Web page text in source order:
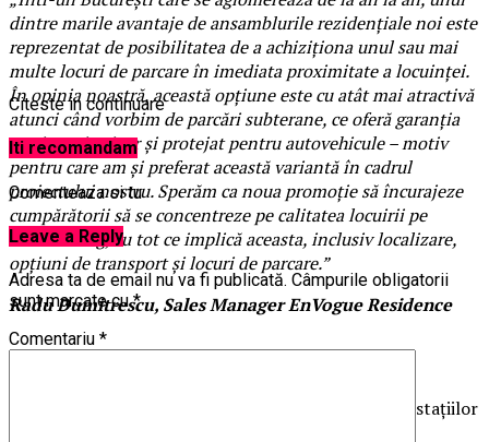
dintre marile avantaje de ansamblurile rezidențiale noi este
reprezentat de posibilitatea de a achiziționa unul sau mai
multe locuri de parcare în imediata proximitate a locuinței.
În opinia noastră, această opțiune este cu atât mai atractivă
atunci când vorbim de parcări subterane, ce oferă garanția
unui spațiu sigur și protejat pentru autovehicule – motiv
pentru care am și preferat această variantă în cadrul
proiectului nostru. Sperăm ca noua promoție să încurajeze
cumpărătorii să se concentreze pe calitatea locuirii pe
termen lung, cu tot ce implică aceasta, inclusiv localizare,
opțiuni de transport și locuri de parcare.”
Radu Dumitrescu, Sales Manager EnVogue Residence
Amplasat în zona de vest a Capitalei, în apropierea stațiilor
Citeste in continuare
Iti recomandam
Comenteaza si tu
Leave a Reply
Adresa ta de email nu va fi publicată. Câmpurile obligatorii
sunt marcate cu*
Comentariu *